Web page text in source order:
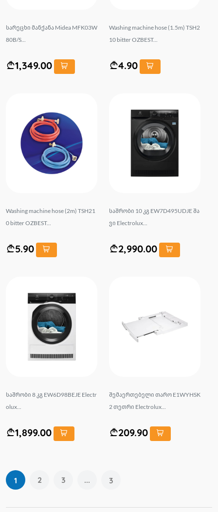
სარეცხი მანქანა Midea MFK03W
80B/S...
1,349.00
Washing machine hose (1.5m) TSH2
10 bitter OZBEST...
4.90
Washing machine hose (2m) TSH21
0 bitter OZBEST...
5.90
საშრობი 10 კგ EW7D495UDJE შა
ვი Electrolux...
2,990.00
საშრობი 8 კგ EW6D98BEJE Electr
olux...
1,899.00
შემაერთებელი თარო E1WYHSK
2 თეთრი Electrolux...
209.90
1 2 3 ... 3